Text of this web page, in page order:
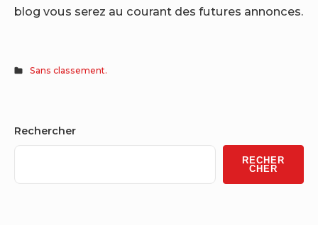
blog vous serez au courant des futures annonces.
Sans classement.
Sidebar
Widget
Area
Rechercher
RECHER
CHER